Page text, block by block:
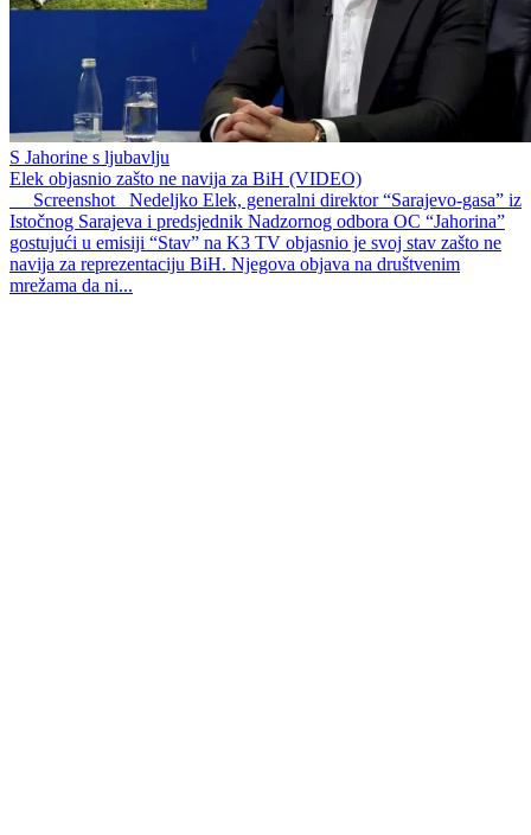
S Jahorine s ljubavlju
Elek objasnio zašto ne navija za BiH (VIDEO)
Screenshot Nedeljko Elek, generalni direktor “Sarajevo-gasa” iz
Istočnog Sarajeva i predsjednik Nadzornog odbora OC “Jahorina”
gostujući u emisiji “Stav” na K3 TV objasnio je svoj stav zašto ne
navija za reprezentaciju BiH. Njegova objava na društvenim
mrežama da ni...